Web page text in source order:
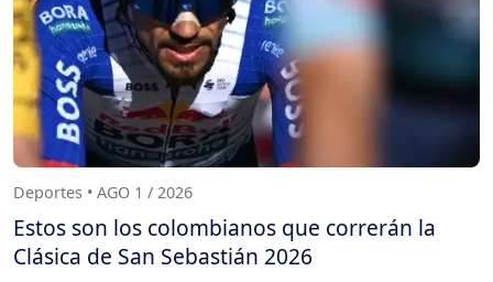
Deportes • AGO 1 / 2026
Estos son los colombianos que correrán la
Clásica de San Sebastián 2026